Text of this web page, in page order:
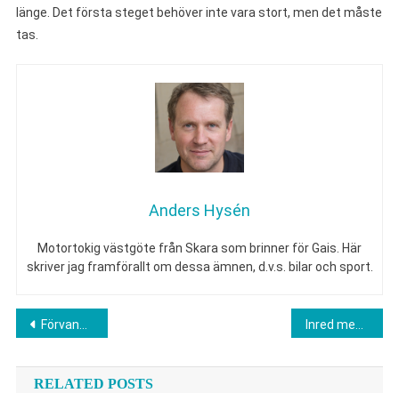
länge. Det första steget behöver inte vara stort, men det måste
tas.
Anders Hysén
Motortokig västgöte från Skara som brinner för Gais. Här
skriver jag framförallt om dessa ämnen, d.v.s. bilar och sport.
Inläggsnavigering
Förvandla ditt hem och din trädgård till en plats där du verkligen trivs
RELATED POSTS